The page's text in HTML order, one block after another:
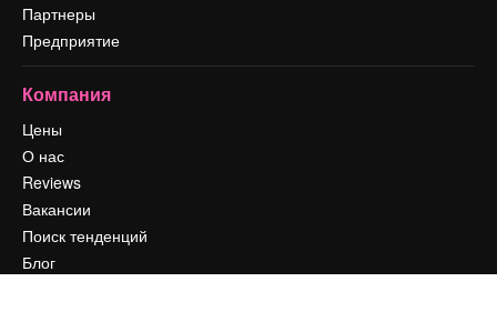
Партнеры
Предприятие
Компания
Цены
О нас
Reviews
Вакансии
Поиск тенденций
Блог